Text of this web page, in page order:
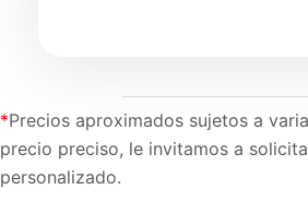
*Precios aproximados sujetos a
precio preciso, le invitamos a
personalizado.